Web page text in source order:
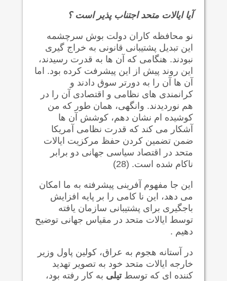
آیا ایالات متحد اجتناب پذیر است ؟
نو محافظه کاران دولت بوش سرچشمه
این تبدیل پشتیبانی قانونی به خراج گیری
نبودند. هنگامی که آن ها به قدرت رسیدند،
این روند پیش از این پیشرفت کرده بود. اما
آن ها آن را به دورتر سوق دادند و
کرانمندی های نظامی و اقتصادی آن را در
هم نوردیدند. وانگهی، همان طور که من
کوشیده ام نشان دهم، کوشش آن ها
آشکار می کند که قدرت نظامی آمریکا
ضمن تضمین کردن حفظ مرکزیت ایالات
متحد در اقتصاد سیاسی جهانی دو برابر
ناکام شده است. (28)
این جا مفهوم آفرینی پیشرفته به ما امکان
می دهد، این نا کامی را بر پایه افزایش
باجگیری برای پشتیبانی سازمان یافته
توسط ایالات متحد در مقیاس جهانی توضیح
دهیم .
در آستانه هجوم به عراق، کولین پاول وزیر
خارجه ایالات متحد خود به تصویر تهدید
کننده ای که توسطتیلی به کار رفته بود،